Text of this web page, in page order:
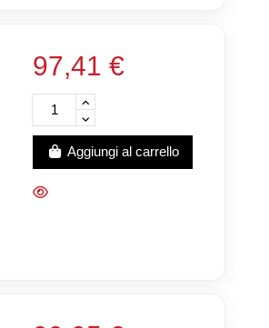
97,41 €
Aggiungi al carrello